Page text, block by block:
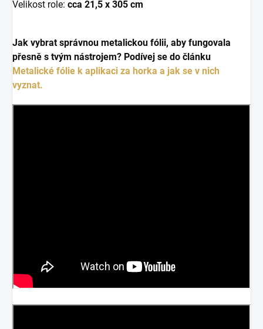
Velikost role: cca 21,5 x 305 cm
Jak vybrat správnou metalickou fólii, aby fungovala
přesně s tvým nástrojem? Podívej se do článku
Metalické fólie k aplikaci za horka a jak se v nich
vyznat.